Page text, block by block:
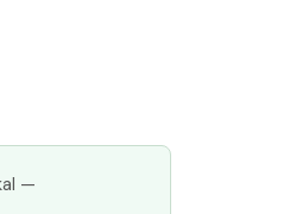
—